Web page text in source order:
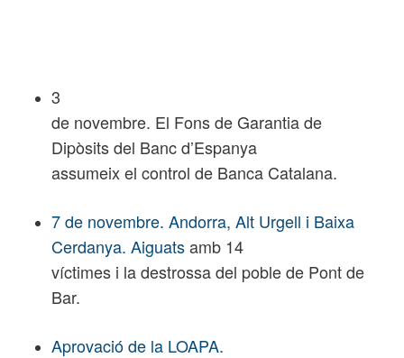
3
de novembre. El Fons de Garantia de
Dipòsits del Banc d’Espanya
assumeix el control de Banca Catalana.
7 de novembre. Andorra, Alt Urgell i Baixa
Cerdanya. Aiguatsamb 14
víctimes i la destrossa del poble de Pont de
Bar.
Aprovació de la LOAPA.